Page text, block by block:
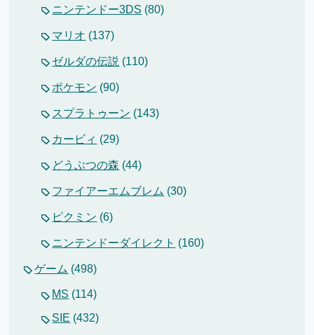
ニンテンドー3DS (80)
マリオ (137)
ゼルダの伝説 (110)
ポケモン (90)
スプラトゥーン (143)
カービィ (29)
どうぶつの森 (44)
ファイアーエムブレム (30)
ピクミン (6)
ニンテンドーダイレクト (160)
ゲーム (498)
MS (114)
SIE (432)